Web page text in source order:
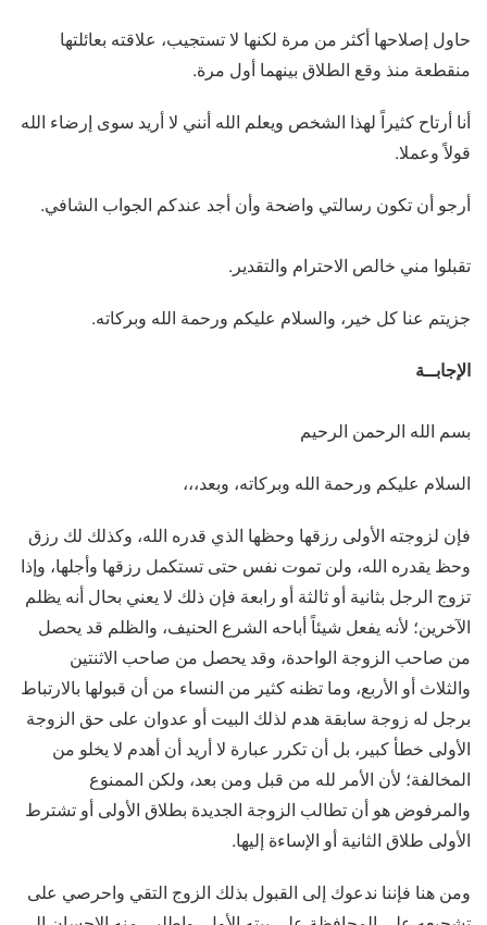
حاول إصلاحها أكثر من مرة لكنها لا تستجيب، علاقته بعائلتها
منقطعة منذ وقع الطلاق بينهما أول مرة.
أنا أرتاح كثيراً لهذا الشخص ويعلم الله أنني لا أريد سوى إرضاء الله
قولاً وعملا.
أرجو أن تكون رسالتي واضحة وأن أجد عندكم الجواب الشافي.
تقبلوا مني خالص الاحترام والتقدير.
جزيتم عنا كل خير، والسلام عليكم ورحمة الله وبركاته.
الإجابــة
بسم الله الرحمن الرحيم
السلام عليكم ورحمة الله وبركاته، وبعد،،،
فإن لزوجته الأولى رزقها وحظها الذي قدره الله، وكذلك لك رزق
وحظ يقدره الله، ولن تموت نفس حتى تستكمل رزقها وأجلها، وإذا
تزوج الرجل بثانية أو ثالثة أو رابعة فإن ذلك لا يعني بحال أنه يظلم
الآخرين؛ لأنه يفعل شيئاً أباحه الشرع الحنيف، والظلم قد يحصل
من صاحب الزوجة الواحدة، وقد يحصل من صاحب الاثنتين
والثلاث أو الأربع، وما تظنه كثير من النساء من أن قبولها بالارتباط
برجل له زوجة سابقة هدم لذلك البيت أو عدوان على حق الزوجة
الأولى خطأ كبير، بل أن تكرر عبارة لا أريد أن أهدم لا يخلو من
المخالفة؛ لأن الأمر لله من قبل ومن بعد، ولكن الممنوع
والمرفوض هو أن تطالب الزوجة الجديدة بطلاق الأولى أو تشترط
الأولى طلاق الثانية أو الإساءة إليها.
ومن هنا فإننا ندعوك إلى القبول بذلك الزوج التقي واحرصي على